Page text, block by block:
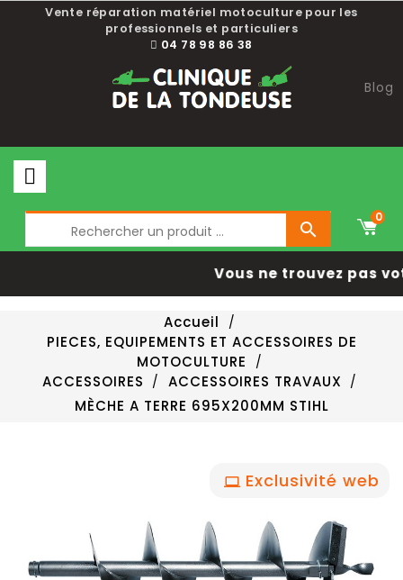
Vente réparation matériel motoculture pour les
professionnels et particuliers
04 78 98 86 38
Blog

0
Vous ne trouvez pas
Accueil
PIECES, EQUIPEMENTS ET ACCESSOIRES DE
MOTOCULTURE
ACCESSOIRES
ACCESSOIRES TRAVAUX
MÈCHE A TERRE 695X200MM STIHL
Exclusivité web